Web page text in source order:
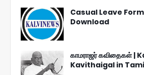
Casual Leave
Download
காமராஜர் கவிதைகள் |
Kavithaigal in